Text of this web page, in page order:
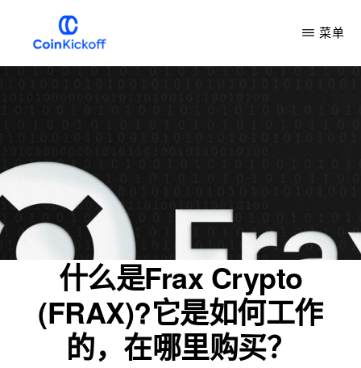
主COIN
菜单
什么是Frax Crypto
(FRAX)?它是如何工作
的，在哪里购买？